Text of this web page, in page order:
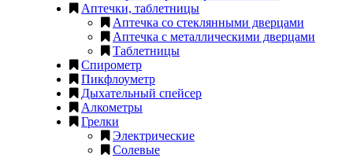
Аптечки, таблетницы
Аптечка со стеклянными дверцами
Аптечка с металлическими дверцами
Таблетницы
Спирометр
Пикфлоуметр
Дыхательный спейсер
Алкометры
Грелки
Электрические
Солевые